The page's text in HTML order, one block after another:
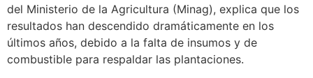
del Ministerio de la Agricultura (Minag), explica que los
resultados han descendido dramáticamente en los
últimos años, debido a la falta de insumos y de
combustible para respaldar las plantaciones.